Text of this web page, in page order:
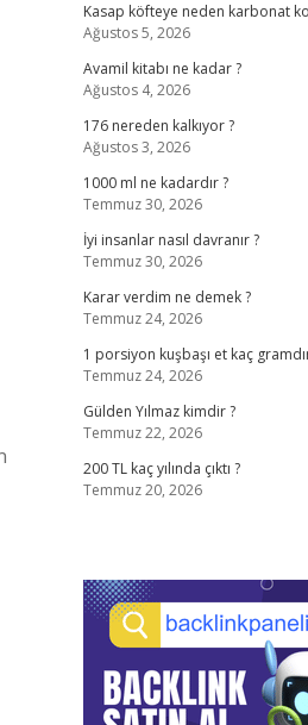
Kasap köfteye neden karbonat
Ağustos 5, 2026
Avamil kitabı ne kadar ?
Ağustos 4, 2026
176 nereden kalkıyor ?
Ağustos 3, 2026
1000 ml ne kadardır ?
Temmuz 30, 2026
İyi insanlar nasıl davranır ?
Temmuz 30, 2026
Karar verdim ne demek ?
Temmuz 24, 2026
1 porsiyon kuşbaşı et kaç
Temmuz 24, 2026
Gülden Yılmaz kimdir ?
Temmuz 22, 2026
200 TL kaç yılında çıktı ?
Temmuz 20, 2026